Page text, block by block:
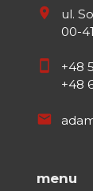
ul.
00-
+48
+48
menu